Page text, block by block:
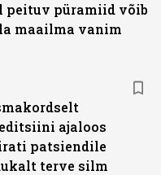
peituv püramiid võib
maailma vanim
ajaloos
patsiendile
terve silm